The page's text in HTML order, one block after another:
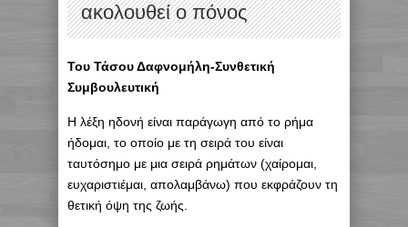
ακολουθεί ο πόνος
Του Τάσου Δαφνομήλη-Συνθετική
Συμβουλευτική
Η λέξη ηδονή είναι παράγωγη από το ρήμα
ήδομαι, το οποίο με τη σειρά του είναι
ταυτόσημο με μια σειρά ρημάτων (χαίρομαι,
ευχαριστιέμαι, απολαμβάνω) που εκφράζουν τη
θετική όψη της ζωής.